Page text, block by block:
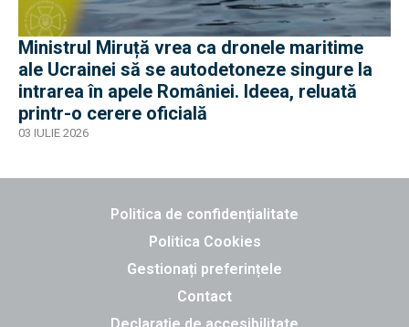
Ministrul Miruță vrea ca dronele maritime
ale Ucrainei să se autodetoneze singure la
intrarea în apele României. Ideea, reluată
printr-o cerere oficială
03 IULIE 2026
Politica de confidențialitate
Politica Cookies
Gestionați preferințele
Contact
Declarație de accesibilitate